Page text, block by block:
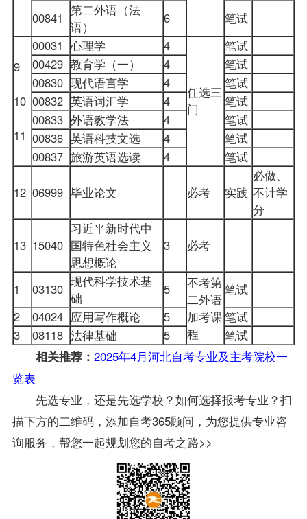
00841 第二外语（法
语）
6 笔试
9
10
11
00031 心理学 4
任选三
门
笔试
00429 教育学（一） 4
笔试
00830 现代语言学 4
笔试
00832 英语词汇学 4
笔试
00833 外语教学法 4
笔试
00836 英语科技文选 4
笔试
00837 旅游英语选读 4 笔试
12 06999 毕业论文 必考 实践
必做、
不计学
分
13 15040
习近平新时代中
国特色社会主义
思想概论
3 必考
1 03130 现代科学技术基
础
5
不考第
二外语
加考课
程
笔试
2
04024 应用写作概论 5
笔试
3
08118 法律基础 5
笔试
相关推荐： 2025年4月河北自考专业及主考院校一
览表
先选专业，还是先选学校？如何选择报考专业？扫
描下方的二维码，添加自考365顾问，为您提供专业咨
询服务，帮您一起规划您的自考之路>>